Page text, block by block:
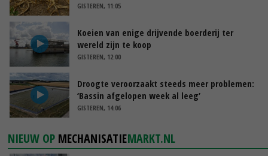
GISTEREN, 11:05
Koeien van enige drijvende boerderij ter
wereld zijn te koop
GISTEREN, 12:00
Droogte veroorzaakt steeds meer problemen:
‘Bassin afgelopen week al leeg’
GISTEREN, 14:06
NIEUW OP MECHANISATIEMARKT.NL